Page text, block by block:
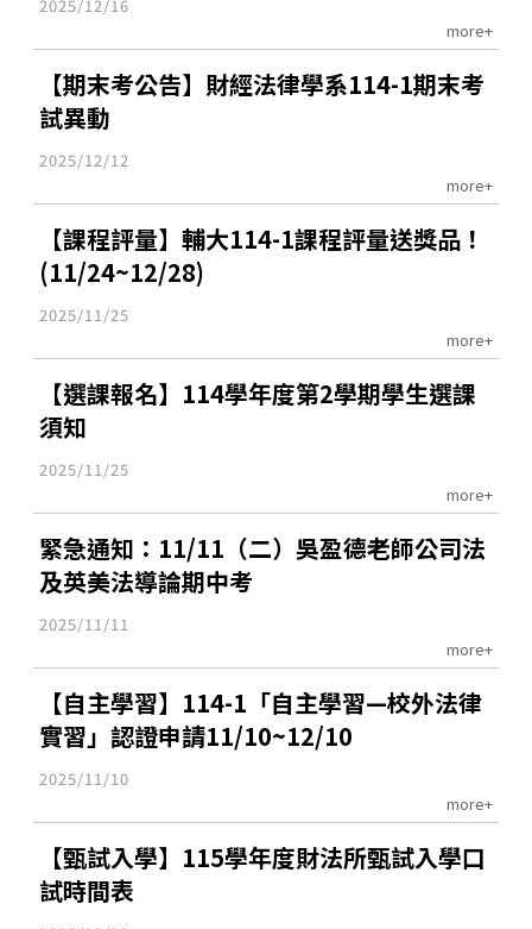
2025/12/16
more+
【期末考公告】財經法律學系114-1期末考
試異動
2025/12/12
more+
【課程評量】輔大114-1課程評量送獎品！
(11/24~12/28)
2025/11/25
more+
【選課報名】114學年度第2學期學生選課
須知
2025/11/25
more+
緊急通知：11/11（二）吳盈德老師公司法
及英美法導論期中考
2025/11/11
more+
【自主學習】114-1「自主學習—校外法律
實習」認證申請11/10~12/10
2025/11/10
more+
【甄試入學】115學年度財法所甄試入學口
試時間表